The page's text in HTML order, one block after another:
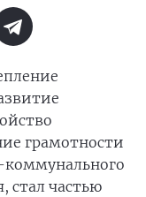
грамотности
стал частью